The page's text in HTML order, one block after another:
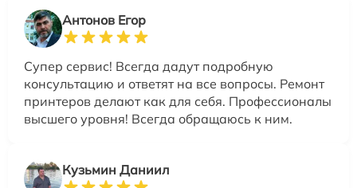
Антонов Егор
Супер сервис! Всегда дадут подробную
консультацию и ответят на все вопросы. Ремонт
принтеров делают как для себя. Профессионалы
высшего уровня! Всегда обращаюсь к ним.
Кузьмин Даниил